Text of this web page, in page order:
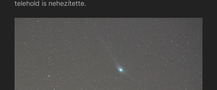
telehold is nehezítette.